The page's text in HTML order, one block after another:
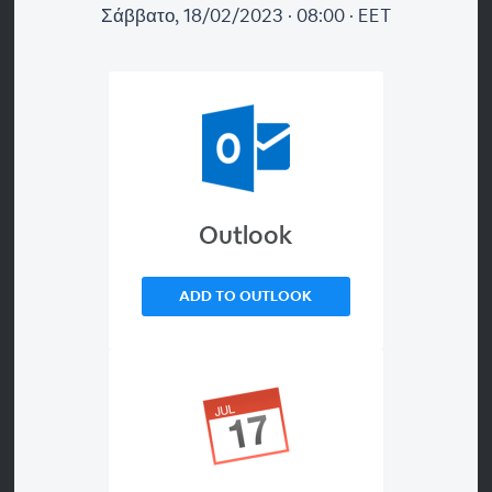
ΤΟ ΔΙΑΔΙΚΤΥΑΚΟ ΣΕΜΙΝΑΡΙΟ ΤΕΛΕΙΩΣΕ
Παρακαλώ όπως σημειώσετε το ονοματεπώνυμο σας όπως
πλατφόρμα Bigmarker έχοντας ως βάση, της
Ηνωμένες Πολιτείες Αμερικής, για τεχνικούς
σκοπούς χρησιμοποείται το νόμισμα δολαρίου
Σάββατο, 18/02/2023 · 08:00 · EET
Outlook
ADD TO OUTLOOK